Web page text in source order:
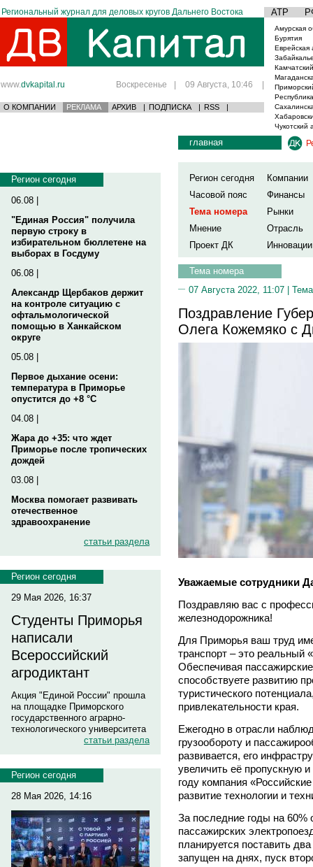
Региональный журнал для деловых кругов Дальнего Востока АТР
www.dvkapital.ru Воскресенье | 09 Августа, 10:46 |
О КОМПАНИИ РЕКЛАМА АРХИВ | ПОДПИСКА | RSS |
Амурская
Бурятия
Еврейская
Чукотский
Регион сегодня
06.08 |
"Единая Россия" получила
первую строку в
избирательном бюллетене на
выборах в Госдуму
06.08 |
Александр Щербаков держит
на контроле ситуацию с
офтальмологической
помощью в Ханкайском
округе
05.08 |
Первое дыхание осени:
температура в Приморье
опустится до +8 °C
04.08 |
Жара до +35: что ждет
Приморье после тропических
дождей
03.08 |
Москва помогает развивать
отечественное
здравоохранение
статьи раздела
Регион сегодня
29 Мая 2026, 16:37
Студенты Приморья
написали
Всероссийский
агродиктант
Акция "Единой России" прошла
на площадке Приморского
государственного аграрно-
технологического университета
статьи раздела
Регион сегодня
28 Мая 2026, 14:16
главная
Регион сегодня
Компании
Часовой пояс
Финансы
Тема номера
Рынки
Мнение
Отрасль
Проект ДК
Инновации
Тема номера
07 Августа 2022, 11:07 |
Поздравление
Олега Кожемяко с
Уважаемые сотрудники
Поздравляю вас с
железнодорожника!
Для Приморья ваш труд
транспорт – это реальный
Обеспечивая
способствуете развитию
туристического
привлекательности края.
Ежегодно в отрасли
грузообороту и
развивается, его
увеличить её пропускную
году компания
развитие технологии и
За последние годы на 60%
пассажирских
планируется поставить
запущен на днях, пуск